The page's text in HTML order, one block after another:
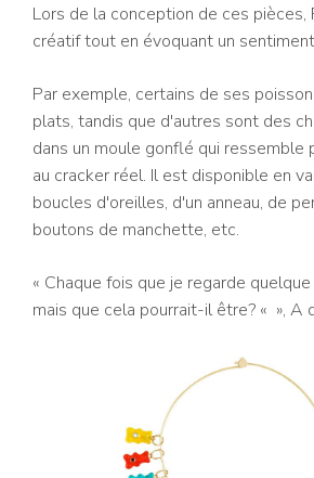
Lors de la conception de ces pièces,
créatif tout en évoquant un
Par exemple, certains de ses
plats, tandis que d'autres sont des
dans un moule gonflé qui
au cracker réel. Il est disponible en
boucles d'oreilles, d'un anneau, de
boutons de manchette, etc.
« Chaque fois que je regarde
mais que cela pourrait-il être? « », A